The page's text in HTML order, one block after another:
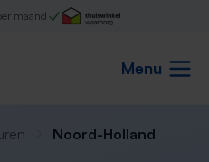
maand
Menu
Noord-Holland